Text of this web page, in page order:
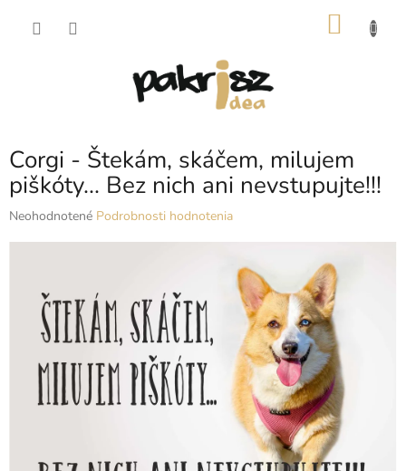
Corgi - Štekám, skáčem, milujem
piškóty... Bez nich ani nevstupujte!!!
Priemerné
hviezdičiek.
Neohodnotené Podrobnosti hodnotenia